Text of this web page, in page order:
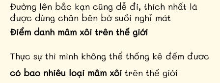
Đường lên bắc kạn cũng dễ đi, thích nhất là
được dừng chân bên bờ suối nghỉ mát
Điểm danh mâm xôi trên thế giới
Thực sự thì mình không thể thống kê đếm đươc
có bao nhiêu loại mâm xôi trên thế giới